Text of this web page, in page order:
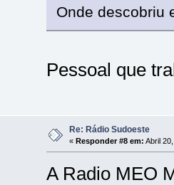
Onde descobriu
Pessoal que
Re: Rádio Sudoeste
« Responder #8 em: Abril
A Radio MEO